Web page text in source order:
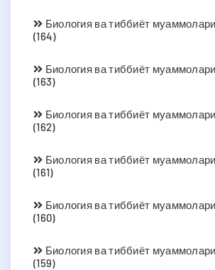
Биология ва тиббиёт
(164)
Биология ва тиббиёт
(163)
Биология ва тиббиёт
(162)
Биология ва тиббиёт
(161)
Биология ва тиббиёт
(160)
Биология ва тиббиёт
(159)